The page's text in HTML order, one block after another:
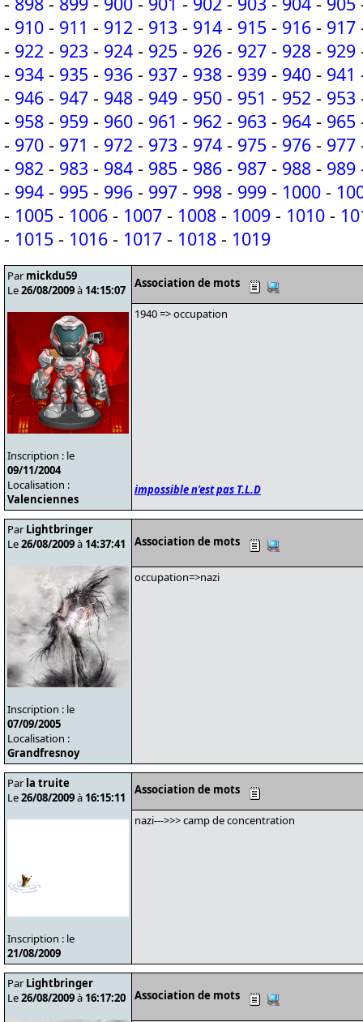
- 910 - 911 - 912 - 913 - 914 - 915 - 916 - 917
- 922 - 923 - 924 - 925 - 926 - 927 - 928 - 929
- 934 - 935 - 936 - 937 - 938 - 939 - 940 - 941
- 946 - 947 - 948 - 949 - 950 - 951 - 952 - 953
- 958 - 959 - 960 - 961 - 962 - 963 - 964 - 965
- 970 - 971 - 972 - 973 - 974 - 975 - 976 - 977
- 982 - 983 - 984 - 985 - 986 - 987 - 988 - 989
- 994 - 995 - 996 - 997 - 998 - 999 - 1000 -
- 1005 - 1006 - 1007 - 1008 - 1009 - 1010 -
- 1015 - 1016 - 1017 - 1018 - 1019
Par mickdu59
Le26/08/2009à 14:15:07
Inscription : le
09/11/2004
Localisation :
Valenciennes
Association de mots
1940 => occupation
impossible n'est pas T.L.D
Par Lightbringer
Le26/08/2009à 14:37:41
Inscription : le
07/09/2005
Localisation :
Grandfresnoy
Association de mots
occupation=>nazi
Par la truite
Le26/08/2009à 16:15:11
Inscription : le
21/08/2009
Association de mots
nazi--->>> camp de concentration
Par Lightbringer
Le26/08/2009à 16:17:20 Association de mots